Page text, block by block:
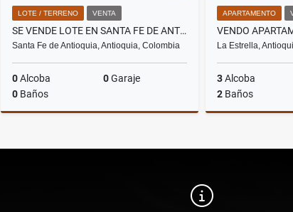
LOTE / TERRENO VENTA
SE VENDE LOTE EN SANTA FE DE ANTIOQUIA
Santa Fe de Antioquia, Antioquia, Colombia
0Alcoba 0Garaje
0 Baños
$800.000.000
APARTAMENTO
La Estrella,
3Alcoba
2 Baños